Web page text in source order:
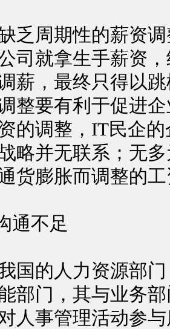
周期性的薪资调
司就拿生手薪资
薪，最终只得以
整要有利于促进
的调整，IT民企
略并无联系；无
货膨胀而调整的
不足
的人力资源部门
部门，其与业务
人事管理活动参